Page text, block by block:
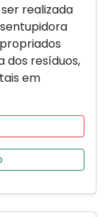
realizada
resíduos,
em